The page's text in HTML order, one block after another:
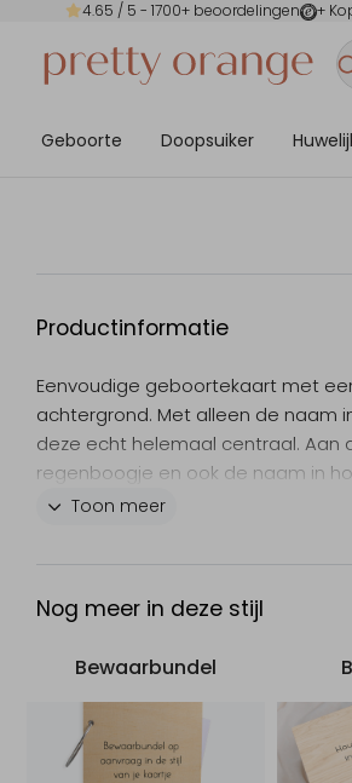
4.65 / 5 - 1700+ beoordelingen +
Geboorte Doopsuiker
Productinformatie
Eenvoudige geboortekaart met
achtergrond. Met alleen de naam
deze echt helemaal centraal. Aan
regenboogje en ook de naam in
editor kun je dit ontwerp
Toon meer
Nog meer in deze stijl
Bewaarbundel